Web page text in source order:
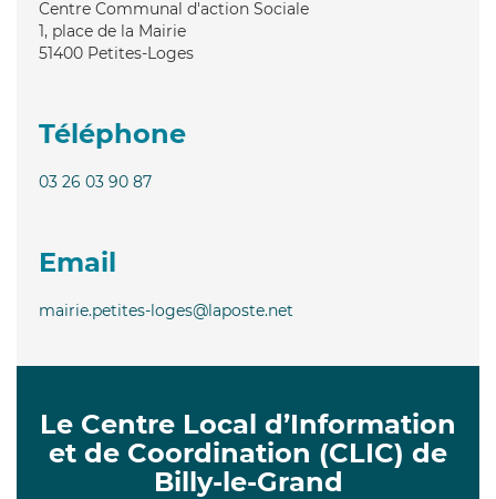
Centre Communal d'action Sociale
1, place de la Mairie
51400 Petites-Loges
Téléphone
03 26 03 90 87
Email
mairie.petites-loges@laposte.net
Le Centre Local d’Information
et de Coordination (CLIC) de
Billy-le-Grand